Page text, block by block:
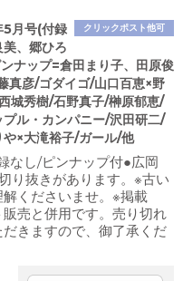
クリックポスト他可
月号(付録
、郷ひろ
ナップ=倉田まり子、田原俊
真彦/ゴダイゴ/山口百恵×野
城秀樹/石野真子/榊原郁恵/
ル・カンパニー/沢田研二/
×大滝裕子/ガール/他
なし/ピンナップ付●広岡
り抜きがあります。※古い
くださいませ。※掲載
売と併用です。売り切れ
きますので、御了承くだ